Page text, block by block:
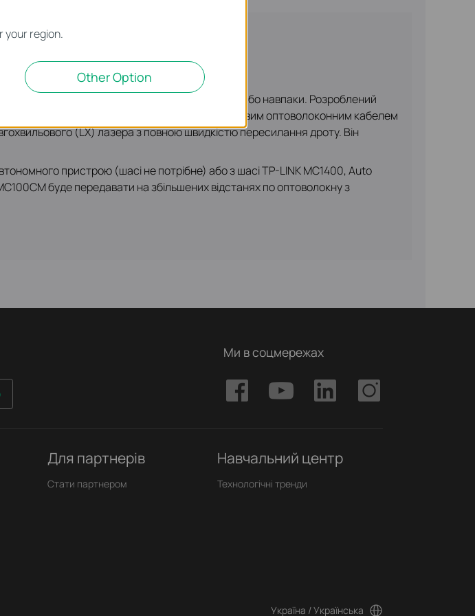
100BASE-FX в мідний носій 100Base-TX або навпаки. Розроблений
призначений для використання з багатомодовим оптоволоконним кабелем
(LX) лазера з повною швидкістю пересилання дроту. Він
пристрою (шасі не потрібне) або з шасі TP-LINK MC1400, Auto
буде передавати на збільшених відстанях по оптоволокну з
Ми в соцмережах
Для партнерів
Стати партнером
Навчальний центр
Технологічні тренди
Україна / Українська
your region.
Other Option